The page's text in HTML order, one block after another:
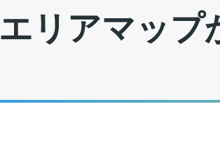
エリアマップ